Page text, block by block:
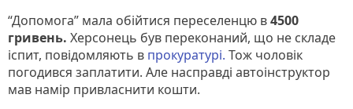
“Допомога” мала обійтися переселенцю в4500
гривень. Херсонець був переконаний, що не складе
іспит, повідомляють в прокуратурі. Тож чоловік
погодився заплатити. Але насправді автоінструктор
мав намір привласнити кошти.